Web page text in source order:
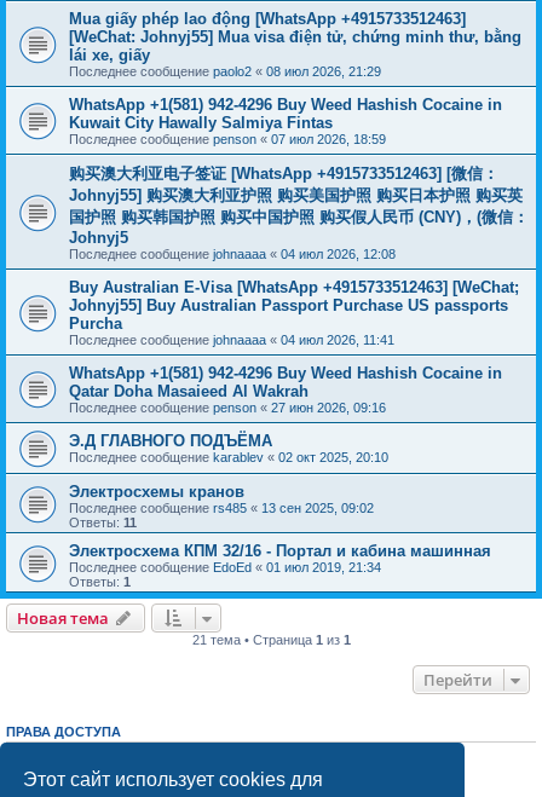
Этот сайт использует cookies для
Mua giấy phép lao động [WhatsApp +4915733512463]
[WeChat: Johnyj55] Mua visa điện tử, chứng minh thư, bằng
lái xe, giấy
Последнее сообщение paolo2 « 08 июл 2026, 21:29
WhatsApp +1(581) 942-4296 Buy Weed Hashish Cocaine in
Kuwait City Hawally Salmiya Fintas
Последнее сообщение penson « 07 июл 2026, 18:59
购买澳大利亚电子签证 [WhatsApp +4915733512463] [微信：
Johnyj55] 购买澳大利亚护照 购买美国护照 购买日本护照 购买英
国护照 购买韩国护照 购买中国护照 购买假人民币 (CNY)，(微信：
Johnyj5
Последнее сообщение johnaaaa « 04 июл 2026, 12:08
Buy Australian E-Visa [WhatsApp +4915733512463] [WeChat;
Johnyj55] Buy Australian Passport Purchase US passports
Purcha
Последнее сообщение johnaaaa « 04 июл 2026, 11:41
WhatsApp +1(581) 942-4296 Buy Weed Hashish Cocaine in
Qatar Doha Masaieed Al Wakrah
Последнее сообщение penson « 27 июн 2026, 09:16
Э.Д ГЛАВНОГО ПОДЪЁМА
Последнее сообщение karablev « 02 окт 2025, 20:10
Электросхемы кранов
Последнее сообщение rs485 « 13 сен 2025, 09:02
Ответы: 11
Электросхема КПМ 32/16 - Портал и кабина машинная
Последнее сообщение EdoEd « 01 июл 2019, 21:34
Ответы: 1
Новая тема
21 тема • Страница 1 из 1
Перейти
ПРАВА ДОСТУПА
Выне можетеотвечать на сообщения
Выне можетередактировать свои сообщения